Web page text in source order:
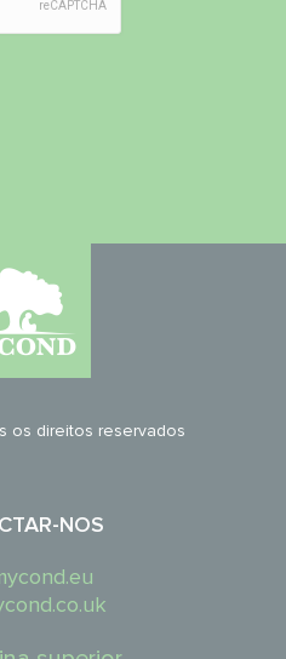
os direitos reservados
NOS